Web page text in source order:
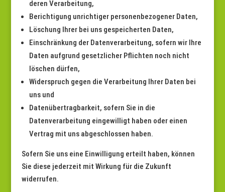
deren Verarbeitung,
Berichtigung unrichtiger personenbezogener Daten,
Löschung Ihrer bei uns gespeicherten Daten,
Einschränkung der Datenverarbeitung, sofern wir Ihre
Daten aufgrund gesetzlicher Pflichten noch nicht
löschen dürfen,
Widerspruch gegen die Verarbeitung Ihrer Daten bei
uns und
Datenübertragbarkeit, sofern Sie in die
Datenverarbeitung eingewilligt haben oder einen
Vertrag mit uns abgeschlossen haben.
Sofern Sie uns eine Einwilligung erteilt haben, können
Sie diese jederzeit mit Wirkung für die Zukunft
widerrufen.